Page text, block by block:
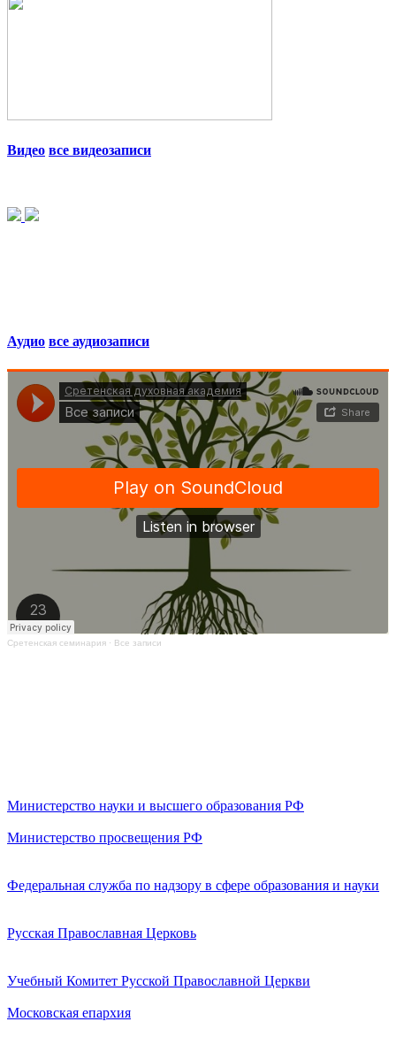
Видео все видеозаписи
Аудио все аудиозаписи
Сретенская семинария · Все записи
Министерство науки и высшего образования РФ
Министерство просвещения РФ
Федеральная служба по надзору в сфере образования и науки
Русская Православная Церковь
Учебный Комитет Русской Православной Церкви
Московская епархия